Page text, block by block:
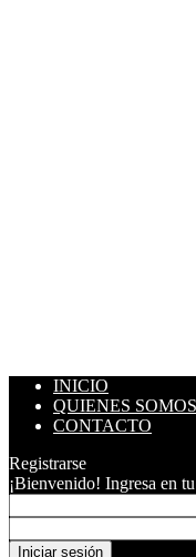
INICIO
QUIENES
CONTACTO
Registrarse
¡Bienvenido! Ingresa en